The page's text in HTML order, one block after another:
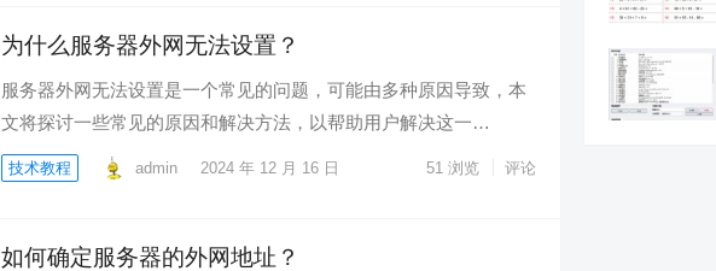
为什么服务器外网无法设置？
服务器外网无法设置是一个常见的问题，可能由多种原因导致，本
文将探讨一些常见的原因和解决方法，以帮助用户解决这一…
技术教程 admin 2024 年 12 月 16 日 51 浏览 评论
如何确定服务器的外网地址？